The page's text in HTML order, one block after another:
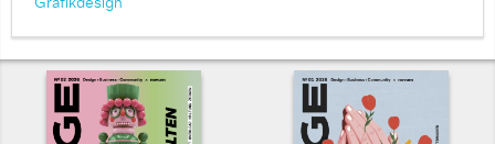
Grafikdesign